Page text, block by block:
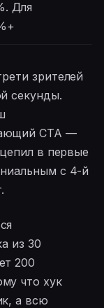
Для
зрителей
секунды.
CTA —
в первые
с 4-й
из 30
200
что хук
а всю